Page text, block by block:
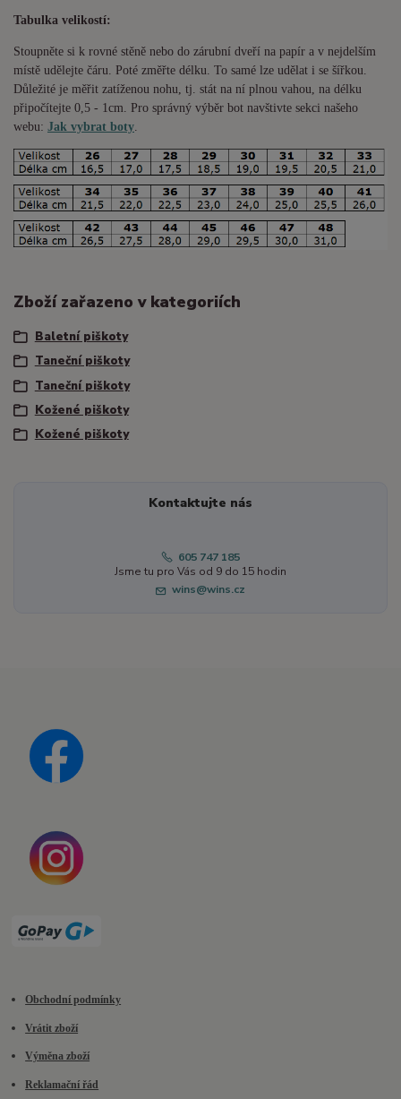
Tabulka velikostí:
Stoupněte si k rovné stěně nebo do zárubní dveří na papír a v nejdelším
místě udělejte čáru. Poté změřte délku. To samé lze udělat i se šířkou.
Důležité je měřit zatíženou nohu, tj. stát na ní plnou vahou, na délku
připočítejte 0,5 - 1cm . Pro správný výběr bot navštivte sekci našeho
webu: Jak vybrat boty
Zboží zařazeno v kategoriích
Baletní piškoty
Taneční piškoty
Taneční piškoty
Kožené piškoty
Kožené piškoty
Kontaktujte nás
605 747 185
Jsme tu pro Vás od 9 do 15 hodin
wins@wins.cz
Obchodní podmínky
Vrátit zboží
Výměna zboží
Reklamační řád